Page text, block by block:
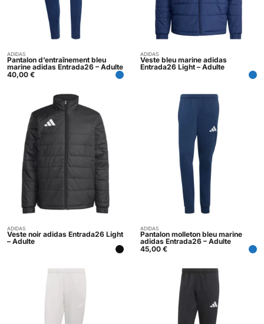
ADIDAS
Pantalon d’entraînement bleu
marine adidas Entrada26 – Adulte
40,00 €
Indisponible
ADIDAS
Veste bleu marine adidas
Entrada26 Light – Adulte
Indisponible
ADIDAS
Veste noir adidas Entrada26 Light
– Adulte
Acheter
ADIDAS
Pantalon molleton bleu marine
adidas Entrada26 – Adulte
45,00 €